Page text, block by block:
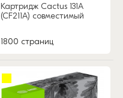
Картридж Cactus 131A
(CF211A) совместимый
1800 страниц